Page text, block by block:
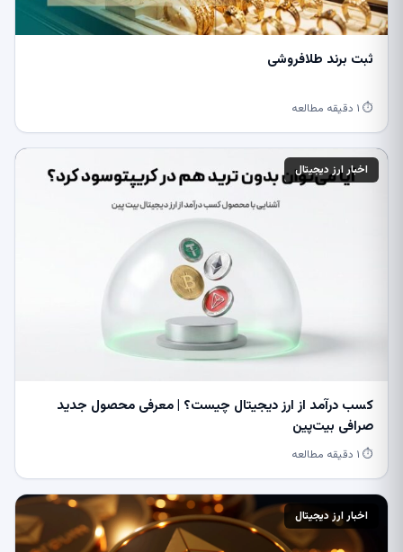
ثبت برند طلافروشی
⏱ ۱ دقیقه مطالعه
اخبار ارز دیجیتال
کسب درآمد از ارز دیجیتال چیست؟ | معرفی محصول جدید
صرافی بیت‌پین
⏱ ۱ دقیقه مطالعه
اخبار ارز دیجیتال